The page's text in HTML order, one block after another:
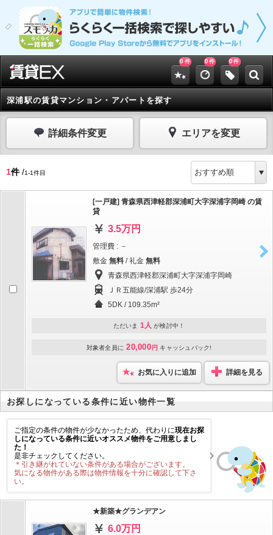
0 件 0件 0件
深浦駅の賃貸マンション・アパートを探す
詳細条件変更 エリアを変更
1件/1-1件目
[一戸建] 青森県西津軽郡深浦町大字深浦字岡崎 の賃
貸
3.5万円
管理費 : －
敷金 無料 / 礼金 無料
青森県西津軽郡深浦町大字深浦字岡崎
ＪＲ五能線/深浦駅 歩24分
5DK / 109.35m²
ただいま 1人 が検討中！
対象者全員に 20,000 円 キャッシュバック!
お気に入りに追加 詳細を見る
お探しになっている条件に近い物件一覧
ご指定の条件の物件が少なかったため、代わりに現在お探
しになっている条件に近いオススメ物件をご用意しまし
た！
是非チェックしてください。
＊引き継がれていない条件がある場合がございます。
気になる物件がある際は物件情報を十分に確認して下さ
い。
★新築★グランデアン
6.0万円